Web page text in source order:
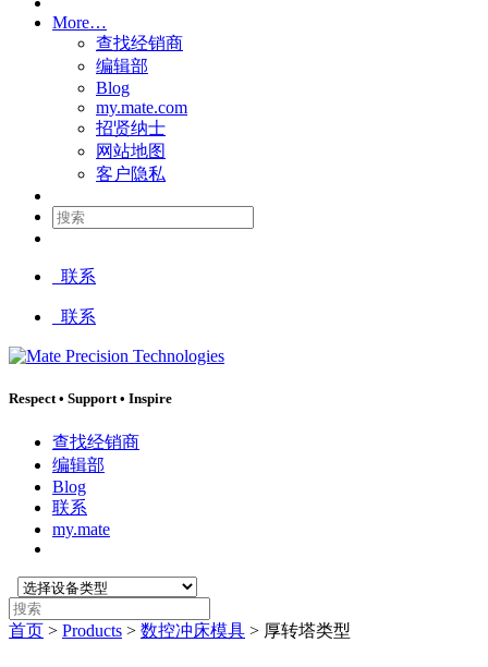
More…
查找经销商
编辑部
Blog
my.mate.com
招贤纳士
网站地图
客户隐私
搜
联系
联系
Respect • Support • Inspire
查找经销商
编辑部
Blog
联系
my.mate
选
择
设
搜
索
首页 > Products > 数控冲床模具 > 厚转塔类型